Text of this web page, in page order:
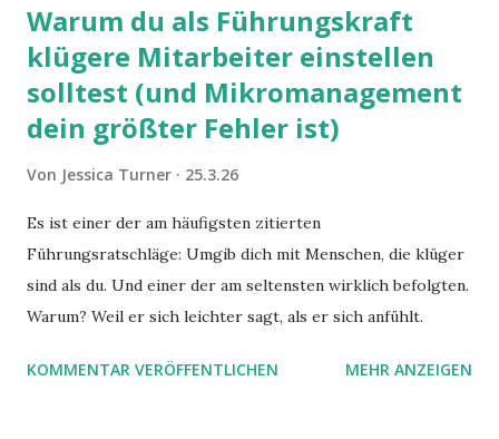
Warum du als Führungskraft
klügere Mitarbeiter einstellen
solltest (und Mikromanagement
dein größter Fehler ist)
Von Jessica Turner 25.3.26
Es ist einer der am häufigsten zitierten
Führungsratschläge: Umgib dich mit Menschen, die klüger
sind als du. Und einer der am seltensten wirklich befolgten.
Warum? Weil er sich leichter sagt, als er sich anfühlt.
KOMMENTAR VERÖFFENTLICHEN MEHR ANZEIGEN